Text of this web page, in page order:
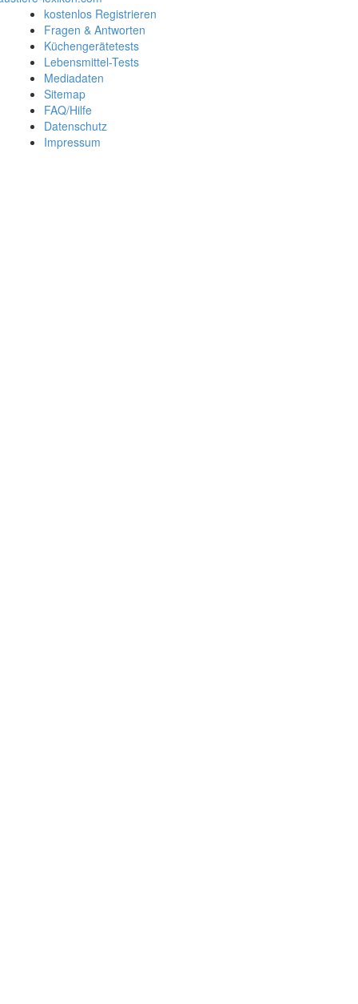
kostenlos Registrieren
Fragen & Antworten
Küchengerätetests
Lebensmittel-Tests
Mediadaten
Sitemap
FAQ/Hilfe
Datenschutz
Impressum